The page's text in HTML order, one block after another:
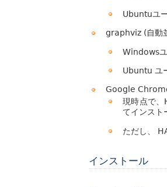
Ubuntuユ
graphviz (自動
Windows
Ubuntu ユ
Google
現時点で
てインスト
ただし、
インストール